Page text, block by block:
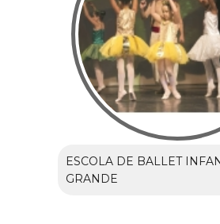
ESCOLA DE BALLET
GRANDE